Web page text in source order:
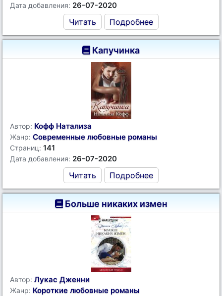
Дата добавления: 26-07-2020
Читать Подробнее
Капучинка
Автор: Кофф Натализа
Жанр: Современные любовные романы
Страниц: 141
Дата добавления: 26-07-2020
Читать Подробнее
Больше никаких измен
Автор: Лукас Дженни
Жанр: Короткие любовные романы